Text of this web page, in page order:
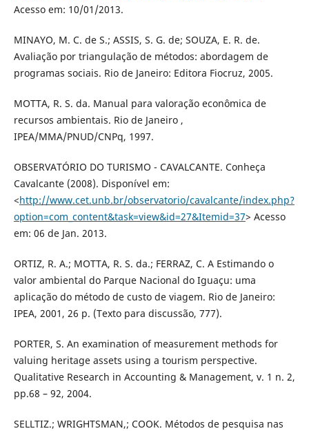
Acesso em: 10/01/2013.
MINAYO, M. C. de S.; ASSIS, S. G. de; SOUZA, E. R. de.
Avaliação por triangulação de métodos: abordagem de
programas sociais. Rio de Janeiro: Editora Fiocruz, 2005.
MOTTA, R. S. da. Manual para valoração econômica de
recursos ambientais. Rio de Janeiro ,
IPEA/MMA/PNUD/CNPq, 1997.
OBSERVATÓRIO DO TURISMO - CAVALCANTE. Conheça
Cavalcante (2008). Disponível em:
<http://www.cet.unb.br/observatorio/cavalcante/index.php?
option=com_content&task=view&id=27&Itemid=37> Acesso
em: 06 de Jan. 2013.
ORTIZ, R. A.; MOTTA, R. S. da.; FERRAZ, C. A Estimando o
valor ambiental do Parque Nacional do Iguaçu: uma
aplicação do método de custo de viagem. Rio de Janeiro:
IPEA, 2001, 26 p. (Texto para discussão, 777).
PORTER, S. An examination of measurement methods for
valuing heritage assets using a tourism perspective.
Qualitative Research in Accounting & Management, v. 1 n. 2,
pp.68 – 92, 2004.
SELLTIZ.; WRIGHTSMAN,; COOK. Métodos de pesquisa nas